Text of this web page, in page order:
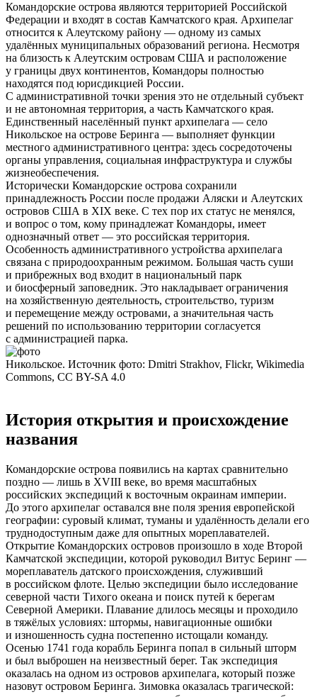
Командорские острова являются территорией Российской
Федерации и входят в состав Камчатского края. Архипелаг
относится к Алеутскому району — одному из самых
удалённых муниципальных образований региона. Несмотря
на близость к Алеутским островам США и расположение
у границы двух континентов, Командоры полностью
находятся под юрисдикцией России.
С административной точки зрения это не отдельный субъект
и не автономная территория, а часть Камчатского края.
Единственный населённый пункт архипелага — село
Никольское на острове Беринга — выполняет функции
местного административного центра: здесь сосредоточены
органы управления, социальная инфраструктура и службы
жизнеобеспечения.
Исторически Командорские острова сохранили
принадлежность России после продажи Аляски и Алеутских
островов США в XIX веке. С тех пор их статус не менялся,
и вопрос о том, кому принадлежат Командоры, имеет
однозначный ответ — это российская территория.
Особенность административного устройства архипелага
связана с природоохранным режимом. Большая часть суши
и прибрежных вод входит в национальный парк
и биосферный заповедник. Это накладывает ограничения
на хозяйственную деятельность, строительство, туризм
и перемещение между островами, а значительная часть
решений по использованию территории согласуется
с администрацией парка.
Никольское. Источник фото: Dmitri Strakhov, Flickr, Wikimedia
Commons, CC BY-SA 4.0
История открытия и происхождение
названия
Командорские острова появились на картах сравнительно
поздно — лишь в XVIII веке, во время масштабных
российских экспедиций к восточным окраинам империи.
До этого архипелаг оставался вне поля зрения европейской
географии: суровый климат, туманы и удалённость делали его
труднодоступным даже для опытных мореплавателей.
Открытие Командорских островов произошло в ходе Второй
Камчатской экспедиции, которой руководил Витус Беринг —
мореплаватель датского происхождения, служивший
в российском флоте. Целью экспедиции было исследование
северной части Тихого океана и поиск путей к берегам
Северной Америки. Плавание длилось месяцы и проходило
в тяжёлых условиях: штормы, навигационные ошибки
и изношенность судна постепенно истощали команду.
Осенью 1741 года корабль Беринга попал в сильный шторм
и был выброшен на неизвестный берег. Так экспедиция
оказалась на одном из островов архипелага, который позже
назовут островом Беринга. Зимовка оказалась трагической: